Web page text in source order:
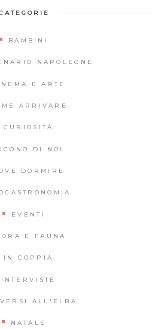
BAMBINI
NAPOLEONE
E ARTE
ARRIVARE
CURIOSITÀ
DI NOI
DORMIRE
EVENTI
E FAUNA
IN COPPIA
INTERVISTE
ALL'ELBA
NATALE